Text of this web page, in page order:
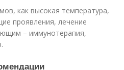
как высокая температура,
проявления, лечение
– иммунотерапия,